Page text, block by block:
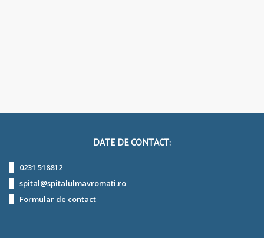
DATE DE CONTACT:
0231 518812
spital@spitalulmavromati.ro
Formular de contact